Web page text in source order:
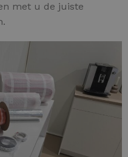
met u de juiste